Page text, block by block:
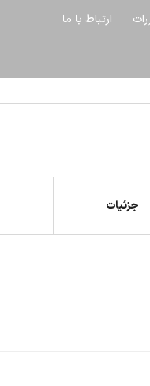
ارتباط با ما
جزئیات